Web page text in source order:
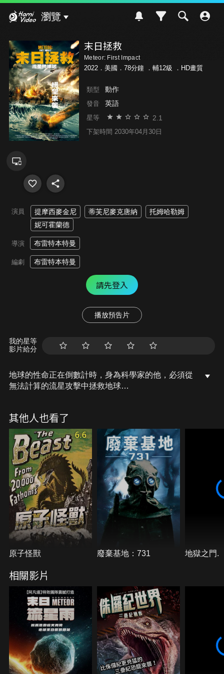
瀏覽
末日拯救
Meteor: First Impact
2022．美國．78分鐘 ． 輔12級 ．HD畫質
類型 動作
發音 英語
星等 2.1
下架時間 2030年04月30日
演員 提摩西麥金尼 蒂芙尼麥克唐納
托姆哈勒姆
妮可霍蘭德
導演 布雷特本特曼
編劇 布雷特本特曼
請先登入
播放預告片
我的星等
影片給分
地球的性命正在倒數計時，身為科學家的他，必須從
無法計算的流星攻擊中拯救地球…
其他人也看了
6.6
原子怪獸 廢棄基地：731 地獄之門.
相關影片